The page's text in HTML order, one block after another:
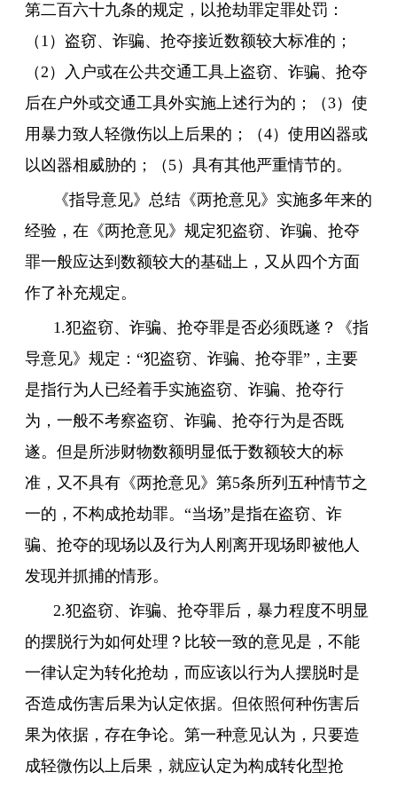
第二百六十九条的规定，以抢劫罪定罪处罚：
（1）盗窃、诈骗、抢夺接近数额较大标准的；
（2）入户或在公共交通工具上盗窃、诈骗、抢夺
后在户外或交通工具外实施上述行为的；（3）使
用暴力致人轻微伤以上后果的；（4）使用凶器或
以凶器相威胁的；（5）具有其他严重情节的。
《指导意见》总结《两抢意见》实施多年来的
经验，在《两抢意见》规定犯盗窃、诈骗、抢夺
罪一般应达到数额较大的基础上，又从四个方面
作了补充规定。
1.犯盗窃、诈骗、抢夺罪是否必须既遂？《指
导意见》规定：“犯盗窃、诈骗、抢夺罪”，主要
是指行为人已经着手实施盗窃、诈骗、抢夺行
为，一般不考察盗窃、诈骗、抢夺行为是否既
遂。但是所涉财物数额明显低于数额较大的标
准，又不具有《两抢意见》第5条所列五种情节之
一的，不构成抢劫罪。“当场”是指在盗窃、诈
骗、抢夺的现场以及行为人刚离开现场即被他人
发现并抓捕的情形。
2.犯盗窃、诈骗、抢夺罪后，暴力程度不明显
的摆脱行为如何处理？比较一致的意见是，不能
一律认定为转化抢劫，而应该以行为人摆脱时是
否造成伤害后果为认定依据。但依照何种伤害后
果为依据，存在争论。第一种意见认为，只要造
成轻微伤以上后果，就应认定为构成转化型抢